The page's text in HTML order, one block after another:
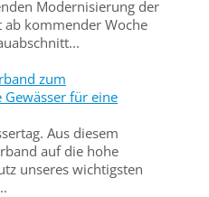
Modernisierung der
ab kommender Woche
zum
Gewässer für eine
Aus diesem
auf die hohe
unseres wichtigsten